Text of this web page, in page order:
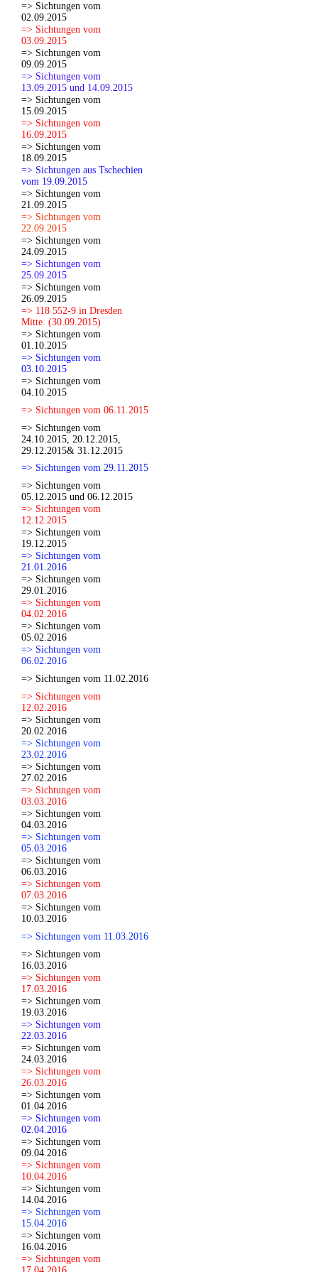
=> Sichtungen vom
02.09.2015
=> Sichtungen vom
03.09.2015
=> Sichtungen vom
09.09.2015
=> Sichtungen vom
13.09.2015 und 14.09.2015
=> Sichtungen vom
15.09.2015
=> Sichtungen vom
16.09.2015
=> Sichtungen vom
18.09.2015
=> Sichtungen aus Tschechien
vom 19.09.2015
=> Sichtungen vom
21.09.2015
=> Sichtungen vom
22.09.2015
=> Sichtungen vom
24.09.2015
=> Sichtungen vom
25.09.2015
=> Sichtungen vom
26.09.2015
=> 118 552-9 in Dresden
Mitte. (30.09.2015)
=> Sichtungen vom
01.10.2015
=> Sichtungen vom
03.10.2015
=> Sichtungen vom
04.10.2015
=> Sichtungen vom 06.11.2015
=> Sichtungen vom
24.10.2015, 20.12.2015,
29.12.2015& 31.12.2015
=> Sichtungen vom 29.11.2015
=> Sichtungen vom
05.12.2015 und 06.12.2015
=> Sichtungen vom
12.12.2015
=> Sichtungen vom
19.12.2015
=> Sichtungen vom
21.01.2016
=> Sichtungen vom
29.01.2016
=> Sichtungen vom
04.02.2016
=> Sichtungen vom
05.02.2016
=> Sichtungen vom
06.02.2016
=> Sichtungen vom 11.02.2016
=> Sichtungen vom
12.02.2016
=> Sichtungen vom
20.02.2016
=> Sichtungen vom
23.02.2016
=> Sichtungen vom
27.02.2016
=> Sichtungen vom
03.03.2016
=> Sichtungen vom
04.03.2016
=> Sichtungen vom
05.03.2016
=> Sichtungen vom
06.03.2016
=> Sichtungen vom
07.03.2016
=> Sichtungen vom
10.03.2016
=> Sichtungen vom 11.03.2016
=> Sichtungen vom
16.03.2016
=> Sichtungen vom
17.03.2016
=> Sichtungen vom
19.03.2016
=> Sichtungen vom
22.03.2016
=> Sichtungen vom
24.03.2016
=> Sichtungen vom
26.03.2016
=> Sichtungen vom
01.04.2016
=> Sichtungen vom
02.04.2016
=> Sichtungen vom
09.04.2016
=> Sichtungen vom
10.04.2016
=> Sichtungen vom
14.04.2016
=> Sichtungen vom
15.04.2016
=> Sichtungen vom
16.04.2016
=> Sichtungen vom